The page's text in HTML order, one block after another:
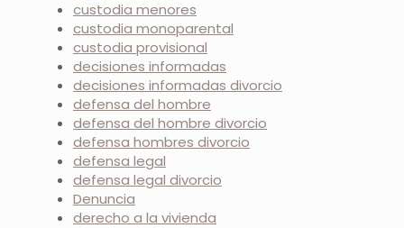
custodia menores
custodia monoparental
custodia provisional
decisiones informadas
decisiones informadas divorcio
defensa del hombre
defensa del hombre divorcio
defensa hombres divorcio
defensa legal
defensa legal divorcio
Denuncia
derecho a la vivienda